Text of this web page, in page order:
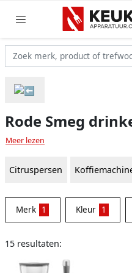
Rode Smeg
Meer lezen
Citruspersen
Merk 1 Kleur 1
15 resultaten: